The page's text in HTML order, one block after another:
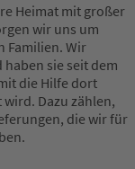
Heimat mit großer
wir uns um
Familien. Wir
sie seit dem
die Hilfe dort
Dazu zählen,
die wir für